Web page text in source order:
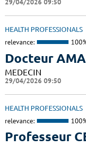
29/04/2026 09:50
HEALTH PROFESSIONALS
relevance:
Docteur
MEDECIN
29/04/2026 09:50
HEALTH PROFESSIONALS
relevance:
Professeur